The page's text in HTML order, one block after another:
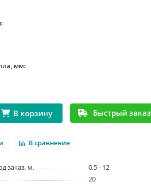
мм:
В корзину Быстрый заказ
В сравнение
заказ, м.
0,5 - 12
20